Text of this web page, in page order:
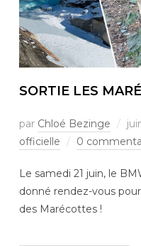
SORTIE LES
par Chloé Bezinge
officielle
0
Le samedi 21 juin, le
donné rendez-vous
des Marécottes !